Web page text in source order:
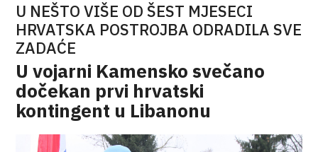
U NEŠTO VIŠE OD ŠEST MJESECI
HRVATSKA POSTROJBA ODRADILA SVE
ZADAĆE
U vojarni Kamensko svečano
dočekan prvi hrvatski
kontingent u Libanonu